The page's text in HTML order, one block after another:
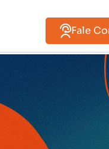
Fale